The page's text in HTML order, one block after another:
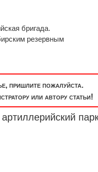
бригада.
резервным
пришлите пожалуйста.
или автору статьи!